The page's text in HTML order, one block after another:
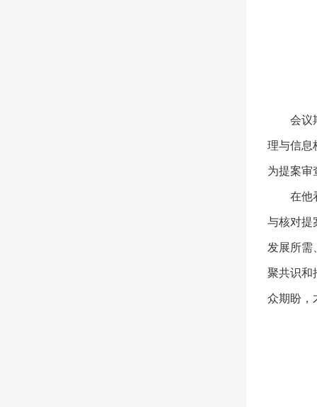
会议
理与信息
为提案审
在他
与核对提
发展所需
聚共识和
众期盼，